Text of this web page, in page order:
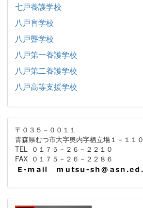
七戸養護学校
八戸盲学校
八戸聾学校
八戸第一養護学校
八戸第二養護学校
八戸高等支援学校
〒０３５－００１１
青森県むつ市大字奥内字栖立場１－１１０
TEL ０１７５－２６－２２１０
FAX ０１７５－２６－２２８６